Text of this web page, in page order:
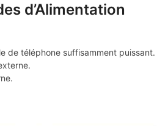
d’Alimentation
de téléphone suffisamment puissant.